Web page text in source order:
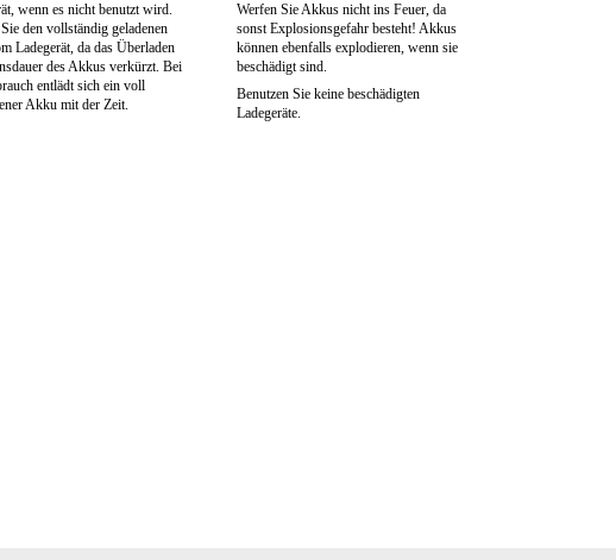
wenn es nicht benutzt wird.
den vollständig geladenen
Ladegerät, da das Überladen
des Akkus verkürzt. Bei
entlädt sich ein voll
Akku mit der Zeit.
Werfen Sie Akkus nicht ins Feuer, da
sonst Explosionsgefahr besteht! Akkus
können ebenfalls explodieren, wenn sie
beschädigt sind.
Benutzen Sie keine beschädigten
Ladegeräte.